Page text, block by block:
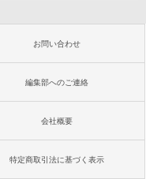
お問い合わせ
編集部へのご連絡
会社概要
特定商取引法に基づく表示